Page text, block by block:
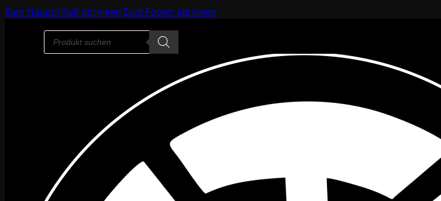
Zum Hauptinhalt springen Zum Footer springen
Products
search